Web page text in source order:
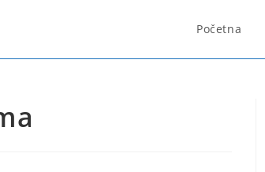
Početna